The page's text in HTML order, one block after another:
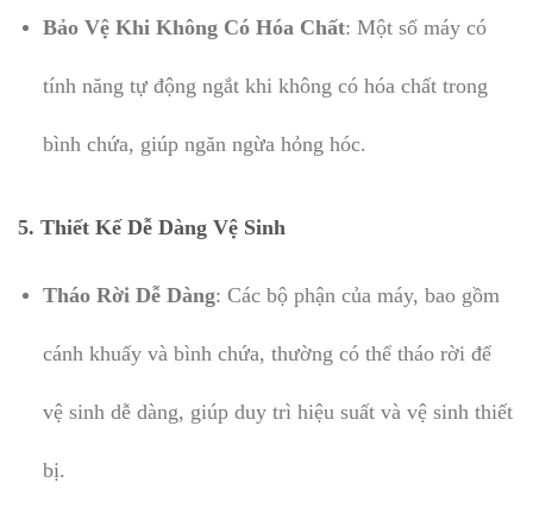
Bảo Vệ Khi Không Có Hóa Chất: Một số máy có
tính năng tự động ngắt khi không có hóa chất trong
bình chứa, giúp ngăn ngừa hỏng hóc.
5. Thiết Kế Dễ Dàng Vệ Sinh
Tháo Rời Dễ Dàng: Các bộ phận của máy, bao gồm
cánh khuấy và bình chứa, thường có thể tháo rời để
vệ sinh dễ dàng, giúp duy trì hiệu suất và vệ sinh thiết
bị.